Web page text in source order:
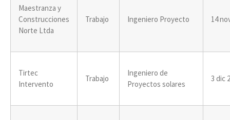
Maestranza y
Construcciones
Norte Ltda
Trabajo Ingeniero Proyecto 14
Tirtec
Intervento
Trabajo
Ingeniero de
Proyectos solares
3 dic